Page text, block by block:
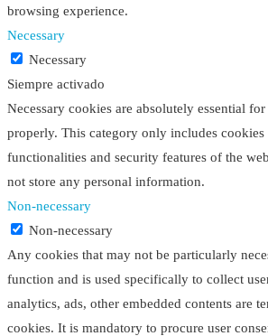
browsing experience.
Necessary
Necessary
Siempre activado
Necessary cookies are absolutely essential
properly. This category only includes cookies
functionalities and security features of the
not store any personal information.
Non-necessary
Non-necessary
Any cookies that may not be particularly
function and is used specifically to collect
analytics, ads, other embedded contents are
cookies. It is mandatory to procure user